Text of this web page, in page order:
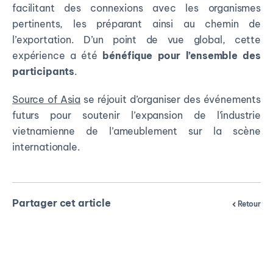
facilitant des connexions avec les organismes
pertinents, les préparant ainsi au chemin de
l’exportation. D’un point de vue global, cette
expérience a été bénéfique pour l’ensemble des
participants.
Source of Asia se réjouit d’organiser des événements
futurs pour soutenir l’expansion de l’industrie
vietnamienne de l’ameublement sur la scène
internationale.
Partager cet article Retour